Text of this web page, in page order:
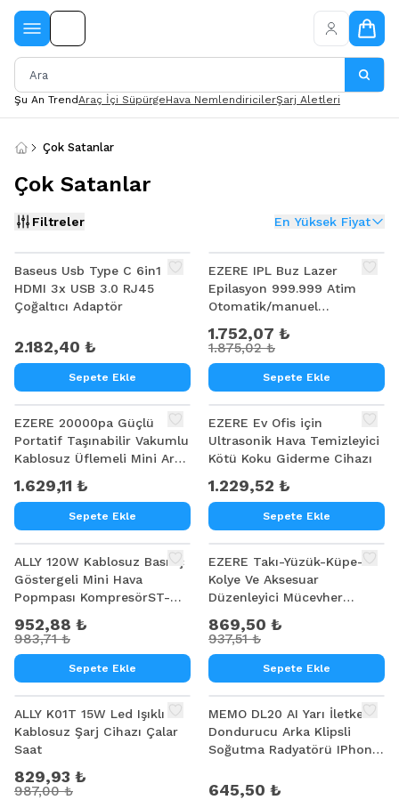
Şu An TrendAraç İçi SüpürgeHava NemlendiricilerŞarj Aletleri
Çok Satanlar
Çok Satanlar
Filtreler En Yüksek Fiyat
Baseus Usb Type C 6in1
HDMI 3x USB 3.0 RJ45
Çoğaltıcı Adaptör
2.182,40 ₺
Sepete Ekle
%
EZERE IPL Buz Lazer
Epilasyon 999.999 Atim
Otomatik/manuel
Vücut Yüz Cihazi
1.752,07 ₺
1.875,02 ₺
Sepete Ekle
EZERE 20000pa Güçlü
Portatif Taşınabilir Vakumlu
Kablosuz Üflemeli Mini Araç
1.629,11 ₺
Sepete Ekle
EZERE Ev Ofis için
Ultrasonik Hava Temizleyici
Kötü Koku Giderme Cihazı
1.229,52 ₺
Sepete Ekle
ALLY 120W Kablosuz Basınç
Göstergeli Mini Hava
Popmpası KompresörST-
952,88 ₺
983,71 ₺
Sepete Ekle
EZERE Takı-Yüzük-Küpe-
Kolye Ve Aksesuar
Düzenleyici Mücevher
869,50 ₺
937,51 ₺
Sepete Ekle
ALLY K01T 15W Led Işıklı
Kablosuz Şarj Cihazı Çalar
Saat
829,93 ₺
987,00 ₺
MEMO DL20 AI Yarı İletken
Dondurucu Arka Klipsli
Soğutma Radyatörü IPhone
Soğutucu 3 Aşamalı
645,50 ₺